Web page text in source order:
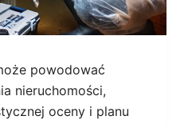
powodować
nieruchomości,
oceny i planu